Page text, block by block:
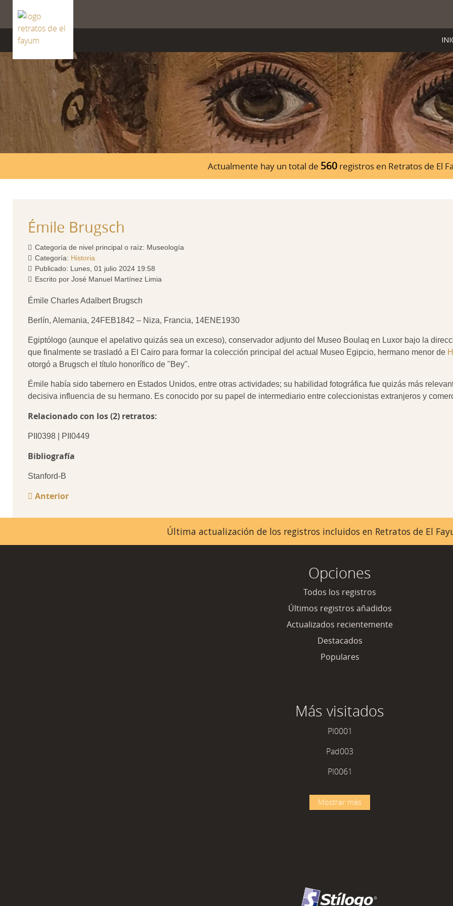
Actualmente hay un total de 560 registros en Retratos de El
Émile Brugsch
Categoría de nivel principal o raíz: Museología
Categoría: Historia
Publicado: Lunes, 01 julio 2024 19:58
Escrito por José Manuel Martínez Limia
Émile Charles Adalbert Brugsch
Berlín, Alemania, 24FEB1842 – Niza, Francia, 14ENE1930
Egiptólogo (aunque el apelativo quizás sea un exceso), conservador adjunto del Museo Boulaq en Luxor bajo la
que finalmente se trasladó a El Cairo para formar la colección principal del actual Museo Egipcio, hermano menor de
otorgó a Brugsch el título honorífico de "Bey".
Émile había sido tabernero en Estados Unidos, entre otras actividades; su habilidad fotográfica fue quizás más
decisiva influencia de su hermano. Es conocido por su papel de intermediario entre coleccionistas extranjeros y
Relacionado con los (2) retratos:
PII0398 | PII0449
Bibliografía
Stanford-B
Anterior
Última actualización de los registros incluidos en Retratos de El
Opciones
Todos los registros
Últimos registros añadidos
Actualizados recientemente
Destacados
Populares
Más visitados
PI0001
Pad003
PI0061
Mostrar más